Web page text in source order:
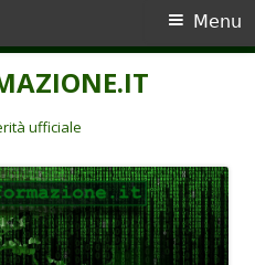
ufficiale
Menu